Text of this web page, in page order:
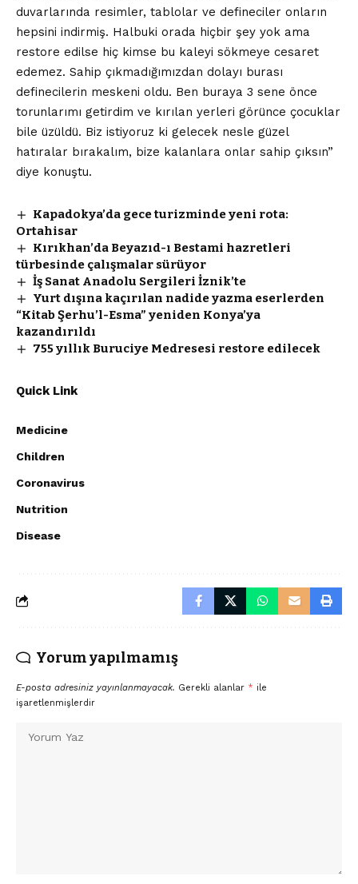
duvarlarında resimler, tablolar ve defineciler onların
hepsini indirmiş. Halbuki orada hiçbir şey yok ama
restore edilse hiç kimse bu kaleyi sökmeye cesaret
edemez. Sahip çıkmadığımızdan dolayı burası
definecilerin meskeni oldu. Ben buraya 3 sene önce
torunlarımı getirdim ve kırılan yerleri görünce çocuklar
bile üzüldü. Biz istiyoruz ki gelecek nesle güzel
hatıralar bırakalım, bize kalanlara onlar sahip çıksın”
diye konuştu.
Kapadokya’da gece turizminde yeni rota:
Ortahisar
Kırıkhan’da Beyazıd-ı Bestami hazretleri
türbesinde çalışmalar sürüyor
İş Sanat Anadolu Sergileri İznik’te
Yurt dışına kaçırılan nadide yazma eserlerden
“Kitab Şerhu’l-Esma” yeniden Konya’ya
kazandırıldı
755 yıllık Buruciye Medresesi restore edilecek
Quick Link
Medicine
Children
Coronavirus
Nutrition
Disease
Yorum yapılmamış
E-posta adresiniz yayınlanmayacak. Gerekli alanlar * ile
işaretlenmişlerdir